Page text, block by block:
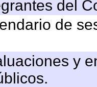
del
de
y